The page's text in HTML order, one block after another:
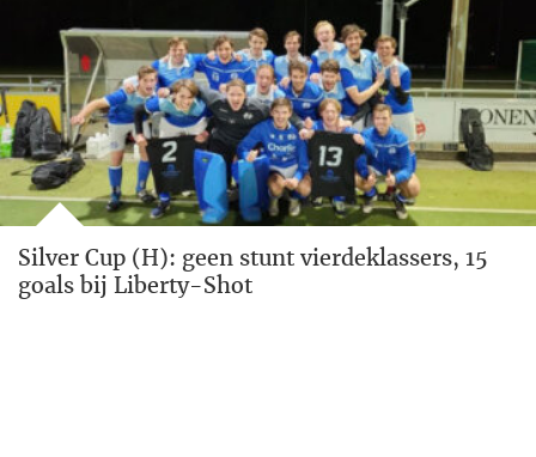
Silver Cup (H): geen stunt vierdeklassers, 15
goals bij Liberty-Shot